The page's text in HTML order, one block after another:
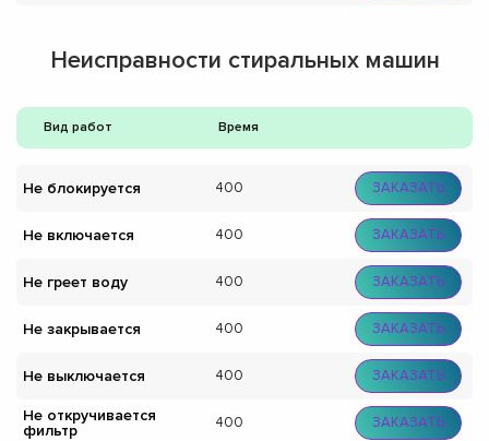
Неисправности стиральных машин
Вид работ Время
Не блокируется 400 ЗАКАЗАТЬ
Не включается 400 ЗАКАЗАТЬ
Не греет воду 400 ЗАКАЗАТЬ
Не закрывается 400 ЗАКАЗАТЬ
Не выключается 400 ЗАКАЗАТЬ
Не откручивается
фильтр
400 ЗАКАЗАТЬ